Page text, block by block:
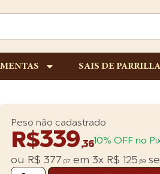
SAIS DE PARRILLA
Peso não cadastrado
R$339,3610% OFF no
ou R$ 377 ,07em 3x R$ 125 ,69